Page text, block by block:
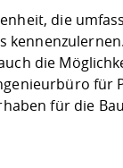
die
die
für
für die